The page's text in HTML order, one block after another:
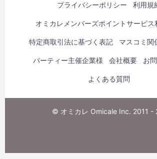
プライバシーポリシー 利用規
オミカレメンバーズポイントサービス
特定商取引法に基づく表記 マスコミ関
パーティー主催企業様 会社概要 お
よくある質問
© オミカレ Omicale Inc. 2011 -